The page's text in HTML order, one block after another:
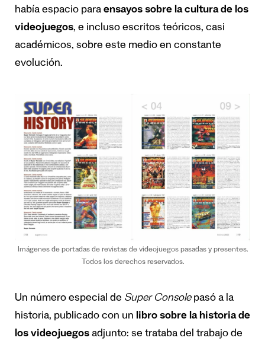
había espacio para ensayos sobre la cultura de los
videojuegos, e incluso escritos teóricos, casi
académicos, sobre este medio en constante
evolución.
Imágenes de portadas de revistas de videojuegos pasadas y presentes.
Todos los derechos reservados.
Un número especial de Super Consolepasó a la
historia, publicado con un libro sobre la historia de
los videojuegos adjunto: se trataba del trabajo de